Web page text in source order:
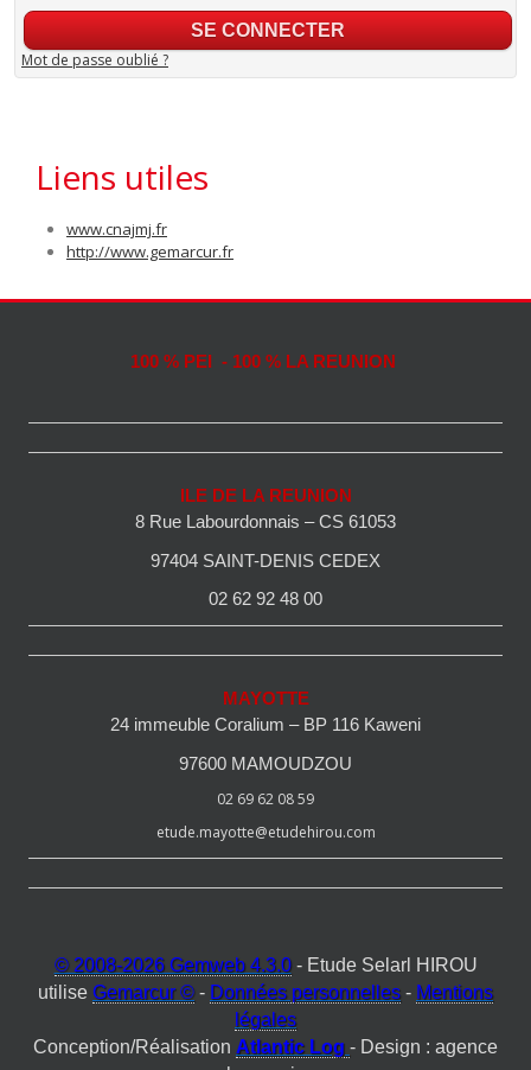
Mot de passe oublié ?
Liens utiles
www.cnajmj.fr
http://www.gemarcur.fr
100 % PEI - 100 % LA REUNION
ILE DE LA REUNION
8 Rue Labourdonnais – CS 61053
97404 SAINT-DENIS CEDEX
02 62 92 48 00
MAYOTTE
24 immeuble Coralium – BP 116 Kaweni
97600 MAMOUDZOU
02 69 62 08 59
etude.mayotte@etudehirou.com
© 2008-2026 Gemweb 4.3.0- Etude Selarl HIROU
utilise Gemarcur © - Données personnelles - Mentions
légales
Conception/Réalisation Atlantic Log - Design : agence